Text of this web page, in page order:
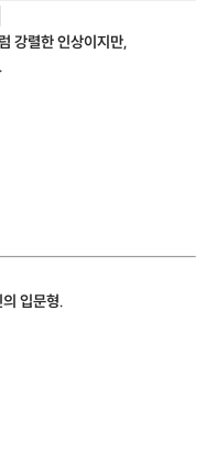
강렬한 인상이지만,
입문형.